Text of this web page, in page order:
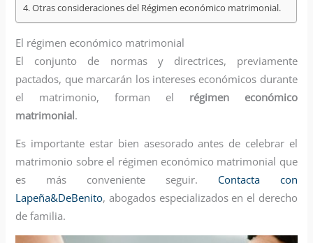
Otras consideraciones del Régimen económico matrimonial.
El régimen económico matrimonial
El conjunto de normas y directrices, previamente
pactados, que marcarán los intereses económicos durante
el matrimonio, forman el régimen económico
matrimonial.
Es importante estar bien asesorado antes de celebrar el
matrimonio sobre el régimen económico matrimonial que
es más conveniente seguir. Contacta con
Lapeña&DeBenito, abogados especializados en el derecho
de familia.